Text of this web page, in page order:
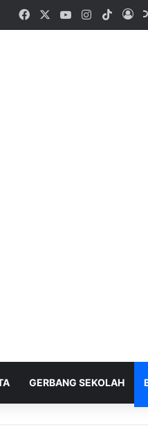
FacebookYouTubeInstagram
TikTok
GERBANG SEKOLAH